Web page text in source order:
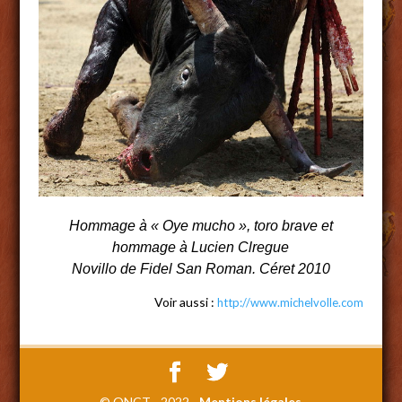
Hommage à « Oye mucho », toro brave et
hommage à Lucien Clregue
Novillo de Fidel San Roman. Céret 2010
Voir aussi :http://www.michelvolle.com